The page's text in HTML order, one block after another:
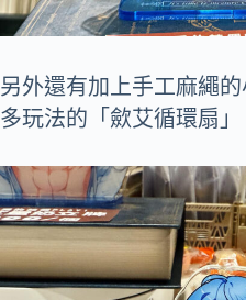
另外還有加上手工麻繩
多玩法的「歛艾循環扇」